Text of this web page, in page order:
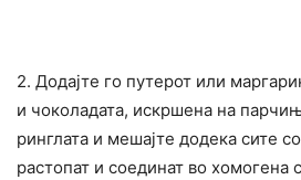
2. Додајте го путерот или
и чоколадата, искршена на
ринглата и мешајте додека сите
растопат и соединат во хомогена